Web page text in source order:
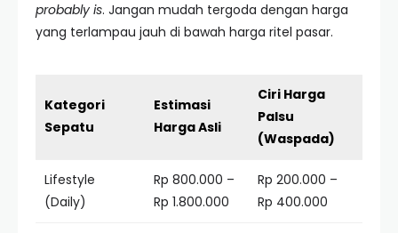
probably is. Jangan mudah tergoda dengan harga
yang terlampau jauh di bawah harga ritel pasar.
Kategori
Sepatu
Estimasi
Harga Asli
Ciri Harga
Palsu
(Waspada)
Lifestyle
(Daily)
Rp 800.000 –
Rp 1.800.000
Rp 200.000 –
Rp 400.000